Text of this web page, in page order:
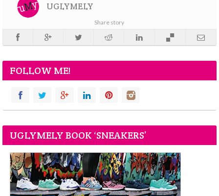
UGLYMELY
Share story
FOLLOW ME!
UGLYMELY BOOK ‘SNEAKERS’